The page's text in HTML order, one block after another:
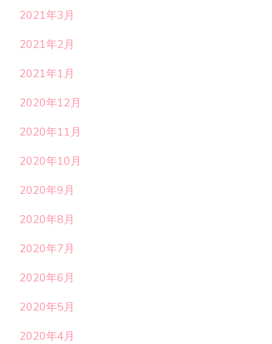
2021年3月
2021年2月
2021年1月
2020年12月
2020年11月
2020年10月
2020年9月
2020年8月
2020年7月
2020年6月
2020年5月
2020年4月